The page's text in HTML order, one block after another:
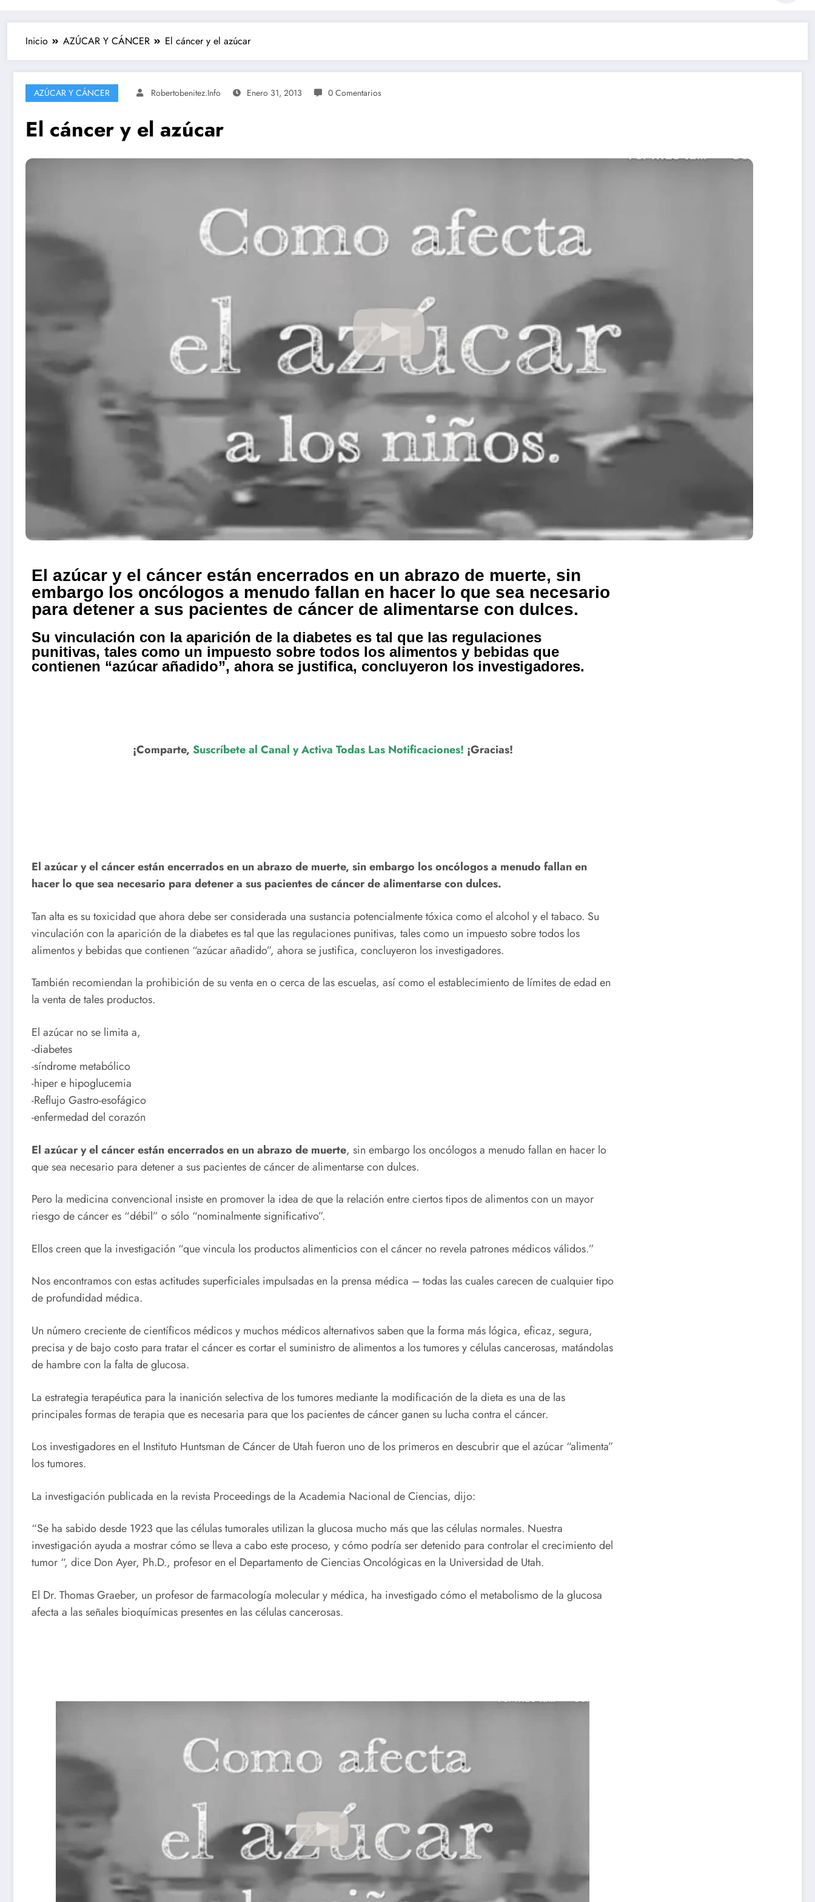
Inicio AZÚCAR Y CÁNCER El cáncer y el azúcar
AZÚCAR Y CÁNCER Robertobenitez.info Enero 31, 2013 0 Comentarios
El cáncer y el azúcar
El azúcar y el cáncer están encerrados en un abrazo de muerte, sin
embargo los oncólogos a menudo fallan en hacer lo que sea necesario
para detener a sus pacientes de cáncer de alimentarse con dulces.
Su vinculación con la aparición de la diabetes es tal que las regulaciones
punitivas, tales como un impuesto sobre todos los alimentos y bebidas que
contienen “azúcar añadido”, ahora se justifica, concluyeron los investigadores.
¡Comparte, Suscríbete al Canal y Activa Todas Las Notificaciones! ¡Gracias!
El azúcar y el cáncer están encerrados en un abrazo de muerte, sin embargo los oncólogos a menudo fallan en
hacer lo que sea necesario para detener a sus pacientes de cáncer de alimentarse con dulces.
Tan alta es su toxicidad que ahora debe ser considerada una sustancia potencialmente tóxica como el alcohol y el tabaco. Su
vinculación con la aparición de la diabetes es tal que las regulaciones punitivas, tales como un impuesto sobre todos los
alimentos y bebidas que contienen “azúcar añadido”, ahora se justifica, concluyeron los investigadores.
También recomiendan la prohibición de su venta en o cerca de las escuelas, así como el establecimiento de límites de edad en
la venta de tales productos.
El azúcar no se limita a,
-diabetes
-síndrome metabólico
-hiper e hipoglucemia
-Reflujo Gastro-esofágico
-enfermedad del corazón
El azúcar y el cáncer están encerrados en un abrazo de muerte, sin embargo los oncólogos a menudo fallan en hacer lo
que sea necesario para detener a sus pacientes de cáncer de alimentarse con dulces.
Pero la medicina convencional insiste en promover la idea de que la relación entre ciertos tipos de alimentos con un mayor
riesgo de cáncer es “débil” o sólo “nominalmente significativo”.
Ellos creen que la investigación “que vincula los productos alimenticios con el cáncer no revela patrones médicos válidos.”
Nos encontramos con estas actitudes superficiales impulsadas en la prensa médica – todas las cuales carecen de cualquier tipo
de profundidad médica.
Un número creciente de científicos médicos y muchos médicos alternativos saben que la forma más lógica, eficaz, segura,
precisa y de bajo costo para tratar el cáncer es cortar el suministro de alimentos a los tumores y células cancerosas, matándolas
de hambre con la falta de glucosa.
La estrategia terapéutica para la inanición selectiva de los tumores mediante la modificación de la dieta es una de las
principales formas de terapia que es necesaria para que los pacientes de cáncer ganen su lucha contra el cáncer.
Los investigadores en el Instituto Huntsman de Cáncer de Utah fueron uno de los primeros en descubrir que el azúcar “alimenta”
los tumores.
La investigación publicada en la revista Proceedings de la Academia Nacional de Ciencias, dijo:
“Se ha sabido desde 1923 que las células tumorales utilizan la glucosa mucho más que las células normales. Nuestra
investigación ayuda a mostrar cómo se lleva a cabo este proceso, y cómo podría ser detenido para controlar el crecimiento del
tumor “, dice Don Ayer, Ph.D., profesor en el Departamento de Ciencias Oncológicas en la Universidad de Utah.
El Dr. Thomas Graeber, un profesor de farmacología molecular y médica, ha investigado cómo el metabolismo de la glucosa
afecta a las señales bioquímicas presentes en las células cancerosas.